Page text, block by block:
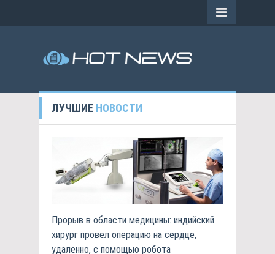
ЛУЧШИЕ НОВОСТИ
Прорыв в области медицины: индийский
хирург провел операцию на сердце,
удаленно, с помощью робота